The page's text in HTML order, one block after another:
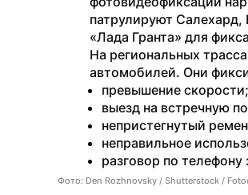
патрулируют
«Лада Гранта» для
На региональных
автомобилей. Они
превышение скорости;
выезд на встречную
непристегнутый
неправильное
разговор по телефону
Фото: Den Rozhnovsky / Shutterstock /